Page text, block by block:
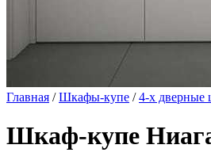
Главная /Шкафы-купе /4-х дверные
Шкаф-купе